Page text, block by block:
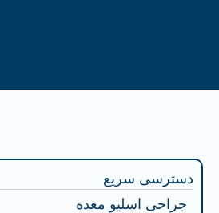
دسترسی سریع
جراحی اسلیو معده